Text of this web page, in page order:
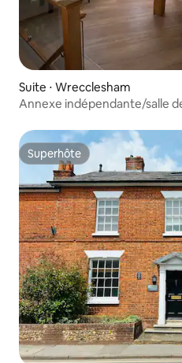
Suite ⋅ Wrecclesham
Annexe indépendante/salle
Superhôte
Superhôte